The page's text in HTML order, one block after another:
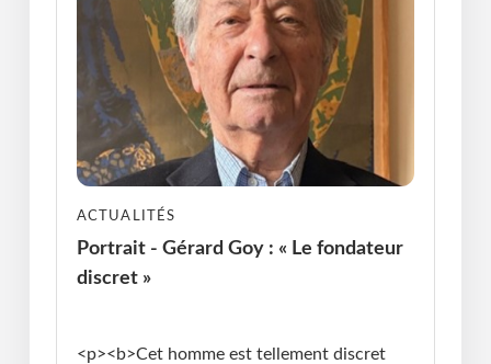
ACTUALITÉS
Portrait - Gérard Goy : « Le fondateur
discret »
<p><b>Cet homme est tellement discret